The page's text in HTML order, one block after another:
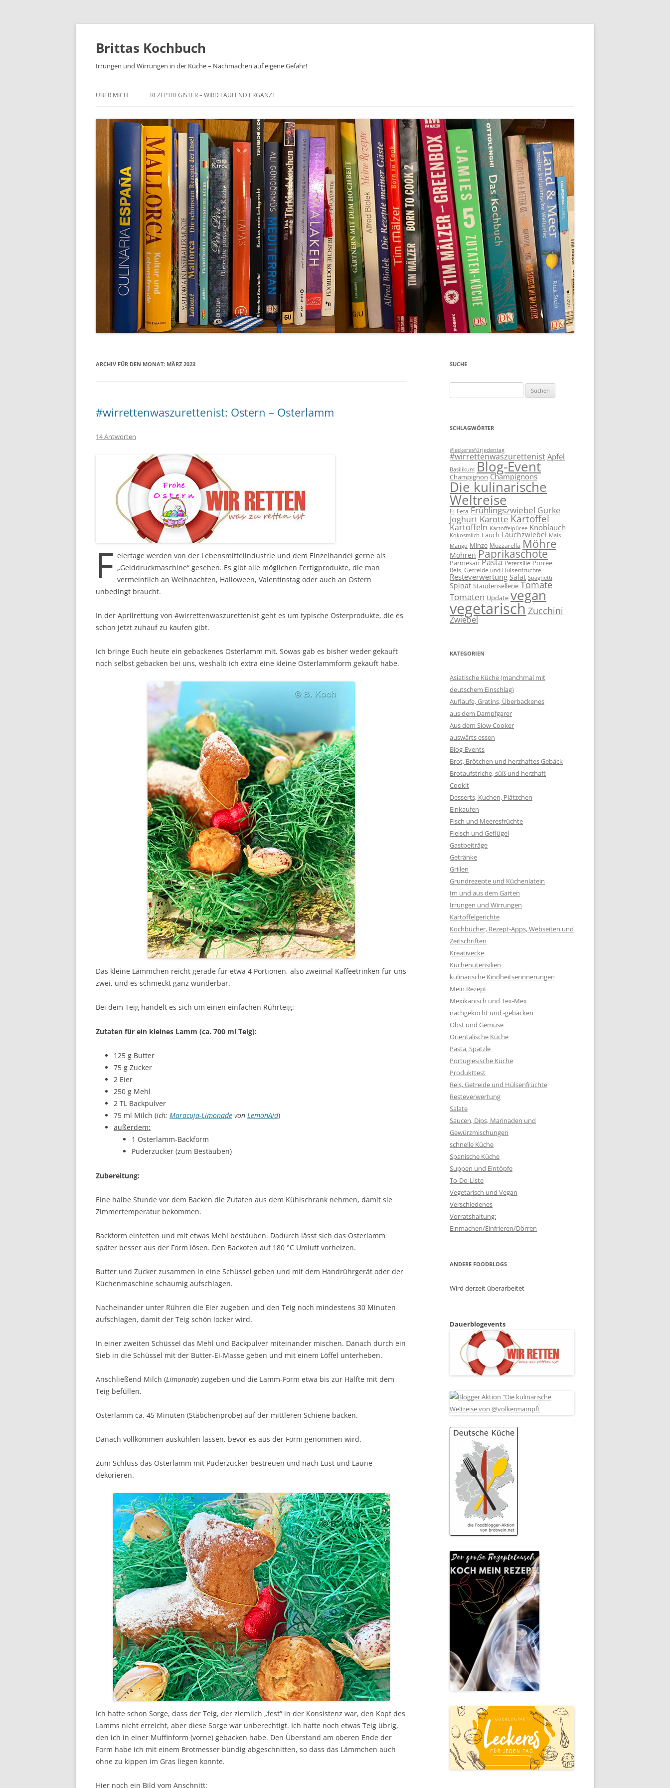
Brittas Kochbuch
Irrungen und Wirrungen in der Küche – Nachmachen auf eigene Gefahr!
ÜBER MICH REZEPTREGISTER – WIRD LAUFEND ERGÄNZT
ARCHIV FÜR DEN MONAT: MÄRZ 2023
#wirrettenwaszurettenist: Ostern – Osterlamm
14 Antworten
F eiertage werden von der Lebensmittelindustrie und dem Einzelhandel gerne als
„Gelddruckmaschine“ gesehen. Es gibt alle möglichen Fertigprodukte, die man
vermeintlich an Weihnachten, Halloween, Valentinstag oder auch an Ostern
unbedingt braucht.
In der Aprilrettung von #wirrettenwaszurettenist geht es um typische Osterprodukte, die es
schon jetzt zuhauf zu kaufen gibt.
Ich bringe Euch heute ein gebackenes Osterlamm mit. Sowas gab es bisher weder gekauft
noch selbst gebacken bei uns, weshalb ich extra eine kleine Osterlammform gekauft habe.
Das kleine Lämmchen reicht gerade für etwa 4 Portionen, also zweimal Kaffeetrinken für uns
zwei, und es schmeckt ganz wunderbar.
Bei dem Teig handelt es sich um einen einfachen Rührteig:
Zutaten für ein kleines Lamm (ca. 700 ml Teig):
125 g Butter
75 g Zucker
2 Eier
250 g Mehl
2 TL Backpulver
75 ml Milch (ich: Maracuja-Limonade von LemonAid)
außerdem:
1 Osterlamm-Backform
Puderzucker (zum Bestäuben)
Zubereitung:
Eine halbe Stunde vor dem Backen die Zutaten aus dem Kühlschrank nehmen, damit sie
Zimmertemperatur bekommen.
Backform einfetten und mit etwas Mehl bestäuben. Dadurch lässt sich das Osterlamm
später besser aus der Form lösen. Den Backofen auf 180 °C Umluft vorheizen.
Butter und Zucker zusammen in eine Schüssel geben und mit dem Handrührgerät oder der
Küchenmaschine schaumig aufschlagen.
Nacheinander unter Rühren die Eier zugeben und den Teig noch mindestens 30 Minuten
aufschlagen, damit der Teig schön locker wird.
In einer zweiten Schüssel das Mehl und Backpulver miteinander mischen. Danach durch ein
Sieb in die Schüssel mit der Butter-Ei-Masse geben und mit einem Löffel unterheben.
Anschließend Milch (Limonade) zugeben und die Lamm-Form etwa bis zur Hälfte mit dem
Teig befüllen.
Osterlamm ca. 45 Minuten (Stäbchenprobe) auf der mittleren Schiene backen.
Danach vollkommen auskühlen lassen, bevor es aus der Form genommen wird.
Zum Schluss das Osterlamm mit Puderzucker bestreuen und nach Lust und Laune
dekorieren.
Ich hatte schon Sorge, dass der Teig, der ziemlich „fest“ in der Konsistenz war, den Kopf des
Lamms nicht erreicht, aber diese Sorge war unberechtigt. Ich hatte noch etwas Teig übrig,
den ich in einer Muffinform (vorne) gebacken habe. Den Überstand am oberen Ende der
Form habe ich mit einem Brotmesser bündig abgeschnitten, so dass das Lämmchen auch
ohne zu kippen im Gras liegen konnte.
Hier noch ein Bild vom Anschnitt:
SUCHE
nach:
SCHLAGWÖRTER
#leckeresfürjedentag
#wirrettenwaszurettenist Apfel
Basilikum Blog-Event
Champignon Champignons
Die kulinarische
Weltreise
Ei Feta Frühlingszwiebel Gurke
Joghurt Karotte Kartoffel
Kartoffeln Kartoffelpüree Knoblauch
Kokosmilch Lauch Lauchzwiebel Mais
Mango Minze Mozzarella Möhre
Möhren Paprikaschote
Parmesan Pasta Petersilie Porree
Reis, Getreide und Hülsenfrüchte
Resteverwertung Salat Spaghetti
Spinat Staudensellerie Tomate
Tomaten Update vegan
vegetarischZucchini
Zwiebel
KATEGORIEN
Asiatische Küche (manchmal mit
deutschem Einschlag)
Aufläufe, Gratins, Überbackenes
aus dem Dampfgarer
Aus dem Slow Cooker
auswärts essen
Blog-Events
Brot, Brötchen und herzhaftes Gebäck
Brotaufstriche, süß und herzhaft
Cookit
Desserts, Kuchen, Plätzchen
Einkaufen
Fisch und Meeresfrüchte
Fleisch und Geflügel
Gastbeiträge
Getränke
Grillen
Grundrezepte und Küchenlatein
Im und aus dem Garten
Irrungen und Wirrungen
Kartoffelgerichte
Kochbücher, Rezept-Apps, Webseiten und
Zeitschriften
Kreativecke
Küchenutensilien
kulinarische Kindheitserinnerungen
Mein Rezept
Mexikanisch und Tex-Mex
nachgekocht und -gebacken
Obst und Gemüse
Orientalische Küche
Pasta, Spätzle
Portugiesische Küche
Produkttest
Reis, Getreide und Hülsenfrüchte
Resteverwertung
Salate
Saucen, Dips, Marinaden und
Gewürzmischungen
schnelle Küche
Spanische Küche
Suppen und Eintöpfe
To-Do-Liste
Vegetarisch und Vegan
Verschiedenes
Vorratshaltung:
Einmachen/Einfrieren/Dörren
ANDERE FOODBLOGS
Wird derzeit überarbeitet
Dauerblogevents